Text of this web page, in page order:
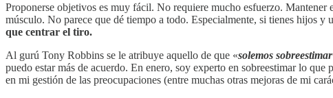
Proponerse objetivos es muy fácil. No requiere mucho esfuerzo.
músculo. No parece que dé tiempo a todo. Especialmente, si tienes hijos y
que centrar el tiro.
Al gurú Tony Robbins se le atribuye aquello de que «solemos
puedo estar más de acuerdo. En enero, soy experto en sobreestimar lo
en mi gestión de las preocupaciones (entre muchas otras mejoras de mi